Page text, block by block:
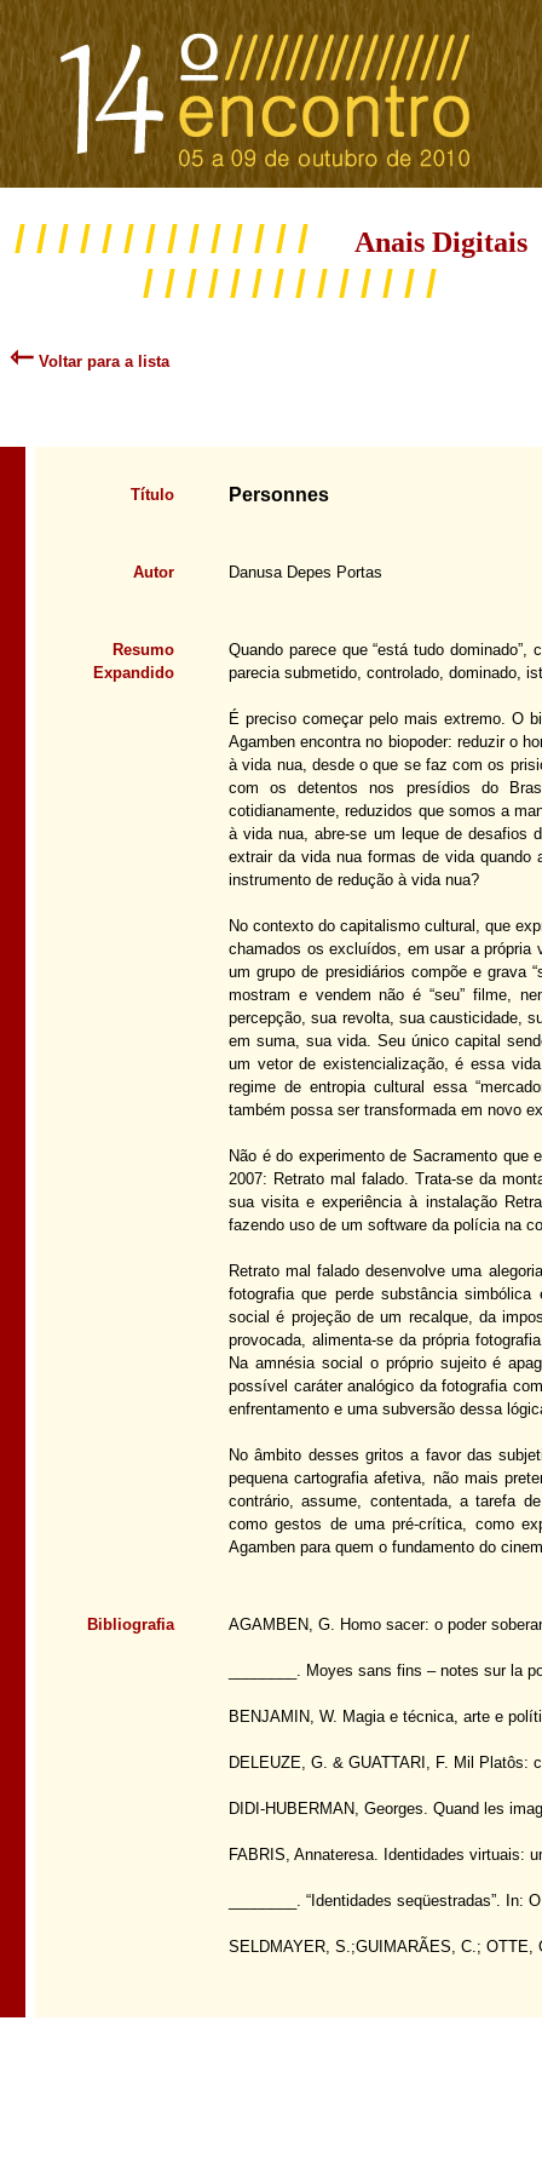
/ / / / / / / / / / / / / / Anais Digitais
/ / / / / / / / / / / / / /
⇽ Voltar para a lista
Título Personnes
Autor Danusa Depes Portas
Resumo
Expandido
Quando parece que “está tudo
parecia submetido, controlado, dominado,
É preciso começar pelo mais extremo. O
Agamben encontra no biopoder: reduzir o
à vida nua, desde o que se faz com os
com os detentos nos presídios do
cotidianamente, reduzidos que somos a
à vida nua, abre-se um leque de desafios
extrair da vida nua formas de vida
instrumento de redução à vida nua?
No contexto do capitalismo cultural, que
chamados os excluídos, em usar a própria
um grupo de presidiários compõe e grava
mostram e vendem não é “seu” filme,
percepção, sua revolta, sua causticidade,
em suma, sua vida. Seu único capital
um vetor de existencialização, é essa
regime de entropia cultural essa
também possa ser transformada em novo
Não é do experimento de Sacramento
2007: Retrato mal falado. Trata-se da
sua visita e experiência à instalação
fazendo uso de um software da polícia na
Retrato mal falado desenvolve uma
fotografia que perde substância
social é projeção de um recalque, da
provocada, alimenta-se da própria
Na amnésia social o próprio sujeito é
possível caráter analógico da fotografia
enfrentamento e uma subversão dessa
No âmbito desses gritos a favor das
pequena cartografia afetiva, não mais
contrário, assume, contentada, a tarefa
como gestos de uma pré-crítica, como
Agamben para quem o fundamento do
Bibliografia AGAMBEN, G. Homo sacer: o poder
________. Moyes sans fins – notes sur la
BENJAMIN, W. Magia e técnica, arte e
DELEUZE, G. & GUATTARI, F. Mil Platôs:
DIDI-HUBERMAN, Georges. Quand les
FABRIS, Annateresa. Identidades virtuais:
________. “Identidades seqüestradas”.
SELDMAYER, S.;GUIMARÃES, C.; OTTE,